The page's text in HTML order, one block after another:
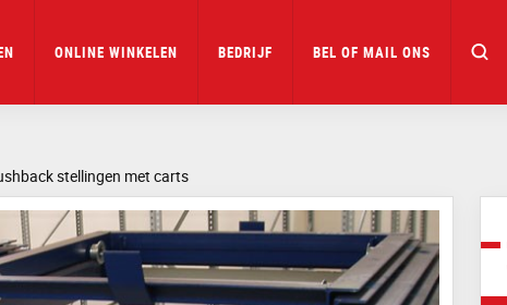
ONLINE WINKELEN BEDRIJF BEL OF MAIL ONS
stellingen met carts